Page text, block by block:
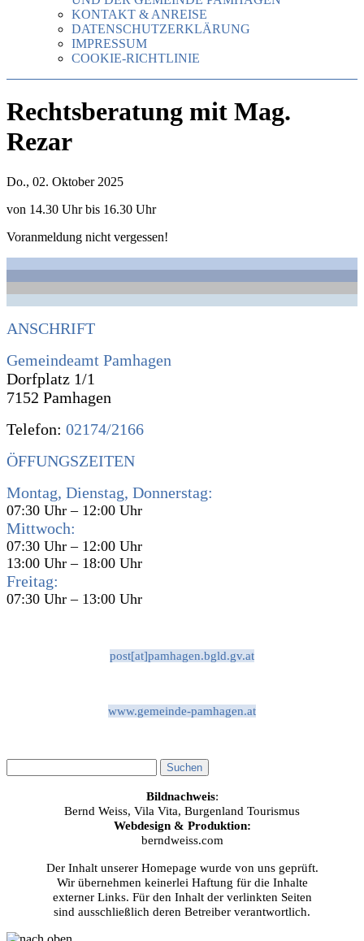
KONTAKT & ANREISE
DATENSCHUTZERKLÄRUNG
IMPRESSUM
COOKIE-RICHTLINIE
Rechtsberatung mit Mag.
Rezar
Do., 02. Oktober 2025
von 14.30 Uhr bis 16.30 Uhr
Voranmeldung nicht vergessen!
ANSCHRIFT
Gemeindeamt Pamhagen
Dorfplatz 1/1
7152 Pamhagen
Telefon: 02174/2166
ÖFFUNGSZEITEN
Montag, Dienstag, Donnerstag:
07:30 Uhr – 12:00 Uhr
Mittwoch:
07:30 Uhr – 12:00 Uhr
13:00 Uhr – 18:00 Uhr
Freitag:
07:30 Uhr – 13:00 Uhr
post[at]pamhagen.bgld.gv.at
www.gemeinde-pamhagen.at
Bildnachweis:
Bernd Weiss, Vila Vita, Burgenland Tourismus
Webdesign & Produktion:
berndweiss.com
Der Inhalt unserer Homepage wurde von uns geprüft.
Wir übernehmen keinerlei Haftung für die Inhalte
externer Links. Für den Inhalt der verlinkten Seiten
sind ausschließlich deren Betreiber verantwortlich.